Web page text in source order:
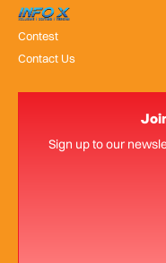
InfoX
Contest
Contact Us
Sign up to our